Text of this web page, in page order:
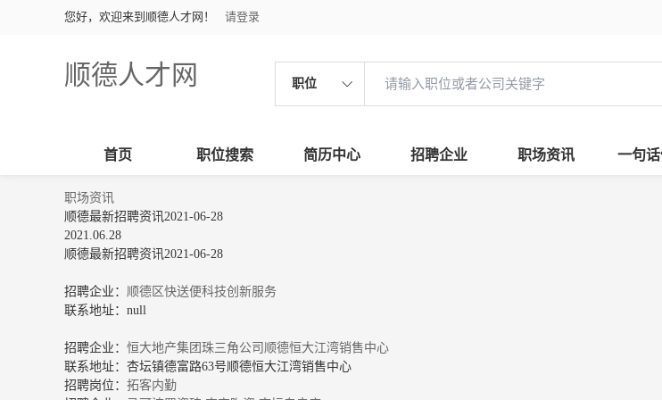
您好，欢迎来到顺德人才网！ 请登录
顺德人才网 职位
首页 职位搜索 简历中心 招聘企业 职场资讯 一句
职场资讯
顺德最新招聘资讯2021-06-28
2021.06.28
顺德最新招聘资讯2021-06-28
招聘企业： 顺德区快送便科技创新服务
联系地址：null
招聘企业： 恒大地产集团珠三角公司顺德恒大江湾销售中心
联系地址：杏坛镇德富路63号顺德恒大江湾销售中心
招聘岗位： 拓客内勤